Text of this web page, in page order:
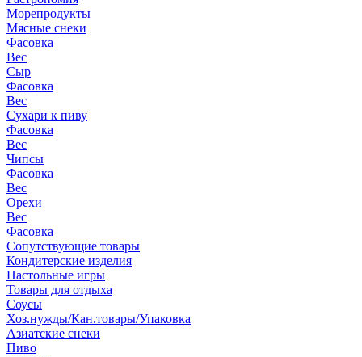
Морепродукты
Мясные снеки
Фасовка
Вес
Сыр
Фасовка
Вес
Сухари к пиву
Фасовка
Вес
Чипсы
Фасовка
Вес
Орехи
Вес
Фасовка
Сопутствующие товары
Кондитерские изделия
Настольные игры
Товары для отдыха
Соусы
Хоз.нужды/Кан.товары/Упаковка
Азиатские снеки
Пиво